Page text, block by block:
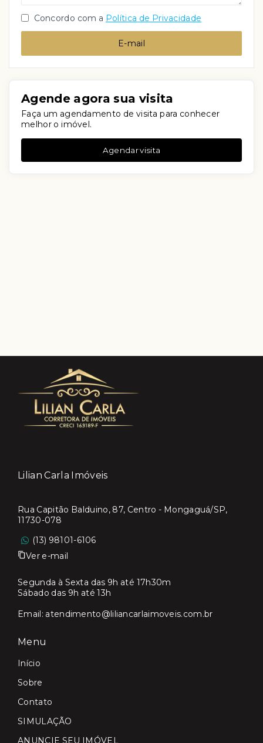
Concordo com a Política de Privacidade
E-mail
Agende agora sua visita
Faça um agendamento de visita para conhecer
melhor o imóvel.
Agendar visita
Lilian Carla Imóveis
Rua Capitão Balduino, 87, Centro - Mongaguá/SP,
11730-078
(13) 98101-6106
Ver e-mail
Segunda à Sexta das 9h até 17h30m
Sábado das 9h até 13h
Email: atendimento@liliancarlaimoveis.com.br
Menu
Início
Sobre
Contato
SIMULAÇÃO
ANUNCIE SEU IMÓVEL